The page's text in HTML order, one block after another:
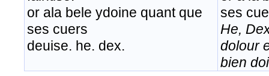
or ala bele ydoine quant que
ses cuers
deuise. he. dex.
ses
He,
dolour
bien